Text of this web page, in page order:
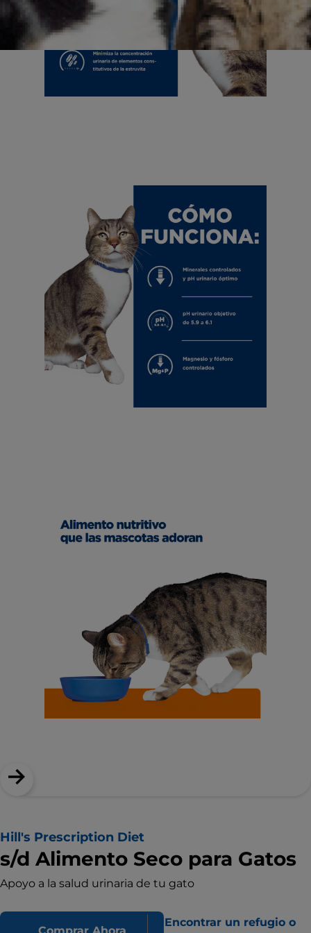
Hill's Prescription Diet
s/d Alimento Seco para Gatos
Apoyo a la salud urinaria de tu gato
Encontrar un refugio o